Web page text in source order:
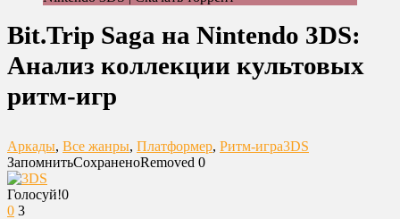
Bit.Trip Saga на Nintendo 3DS:
Анализ коллекции культовых
ритм-игр
Аркады, Все жанры, Платформер, Ритм-игра3DS
ЗапомнитьСохраненоRemoved 0
Голосуй!0
0 3